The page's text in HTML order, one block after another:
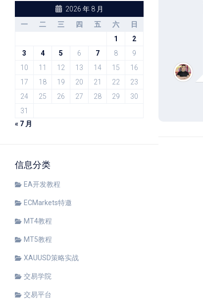
2026 年 8 月
一
二 三 四 五 六
日
1
2
3
4 5 6 7 8
9
10
11 12 13 14 15
16
17
18 19 20 21 22
23
24
25 26 27 28 29
30
31
« 7 月
信息分类
EA开发教程
ECMarkets特邀
MT4教程
MT5教程
XAUUSD策略实战
交易学院
交易平台